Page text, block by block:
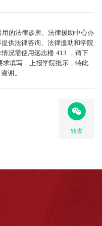
的法律诊所、法律援助中心办
供法律咨询、法律援助和学院
况需使用远志楼 413
，请下
求填写，上报学院批示，特此
谢。
转发